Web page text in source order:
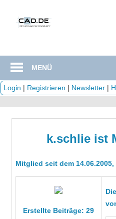
MENÜ
Login | Registrieren | Newsletter |
k.schlie ist
Mitglied seit dem
Erstellte Beiträge: 29